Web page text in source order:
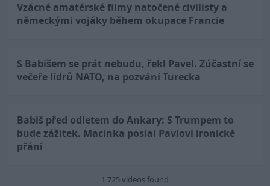
Vzácné amatérské filmy natočené civilisty a
německými vojáky během okupace Francie
S Babišem se prát nebudu, řekl Pavel. Zúčastní se
večeře lídrů NATO, na pozvání Turecka
Babiš před odletem do Ankary: S Trumpem to
bude zážitek. Macinka poslal Pavlovi ironické
přání
1 725 videos found